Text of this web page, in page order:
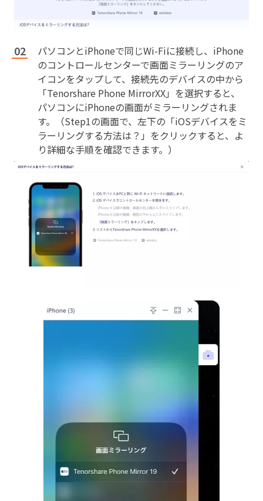
パソコンとiPhoneで同じWi-Fiに接続し、iPhone
のコントロールセンターで画面ミラーリングのア
イコンをタップして、接続先のデバイスの中から
「Tenorshare Phone MirrorXX」を選択すると、
パソコンにiPhoneの画面がミラーリングされま
す。（Step1の画面で、左下の「iOSデバイスをミ
ラーリングする方法は？」をクリックすると、よ
り詳細な手順を確認できます。）